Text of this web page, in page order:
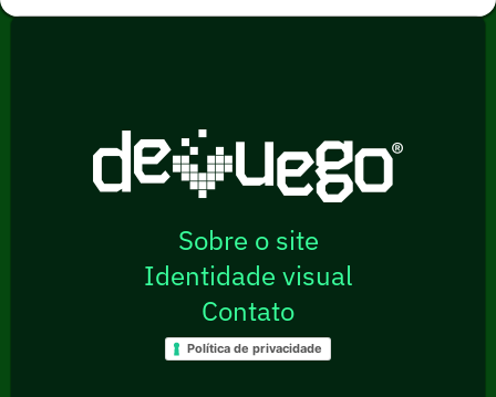
Sobre o site
Identidade visual
Contato
Política de privacidade